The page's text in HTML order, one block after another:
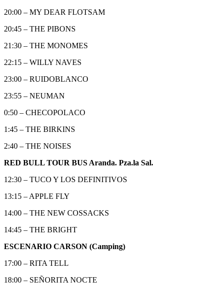
20:00 – MY DEAR FLOTSAM
20:45 – THE PIBONS
21:30 – THE MONOMES
22:15 – WILLY NAVES
23:00 – RUIDOBLANCO
23:55 – NEUMAN
0:50 – CHECOPOLACO
1:45 – THE BIRKINS
2:40 – THE NOISES
RED BULL TOUR BUS Aranda. Pza.la Sal.
12:30 – TUCO Y LOS DEFINITIVOS
13:15 – APPLE FLY
14:00 – THE NEW COSSACKS
14:45 – THE BRIGHT
ESCENARIO CARSON (Camping)
17:00 – RITA TELL
18:00 – SEÑORITA NOCTE